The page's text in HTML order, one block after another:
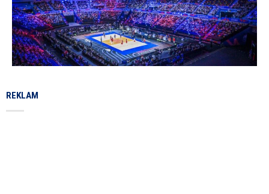
REKLAM